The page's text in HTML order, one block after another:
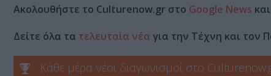
Ακολουθήστε το Culturenow.gr στο Google News
Δείτε όλα τα τελευταία νέα για την Τέχνη και τον
Κάθε μέρα νέοι διαγωνισμοί στο